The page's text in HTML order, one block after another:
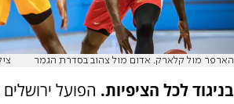
הארפר מול קלארק. אדום מול צהוב בסדרת הגמר
בניגוד לכל הציפיות. הפועל